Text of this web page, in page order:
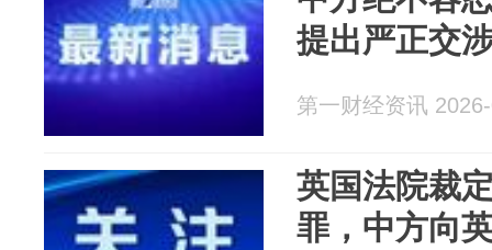
提出严正交
第一财经资讯
英国法院裁
罪，中方向